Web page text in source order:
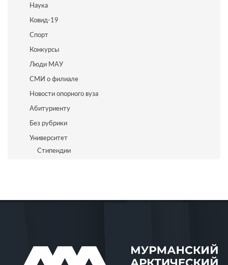
Наука
Ковид-19
Спорт
Конкурсы
Люди МАУ
СМИ о филиале
Новости опорного вуза
Абитуриенту
Без рубрики
Университет
Стипендии